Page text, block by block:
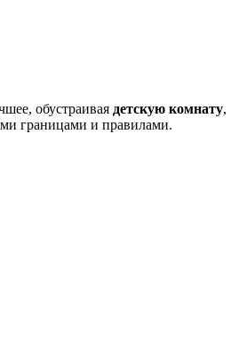
обустраивая детскую комнату,
границами и правилами.